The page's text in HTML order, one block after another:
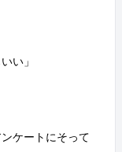
い」
ケートにそって